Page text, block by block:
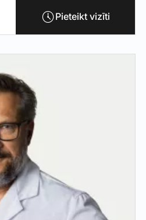
Pieteikt vizīti